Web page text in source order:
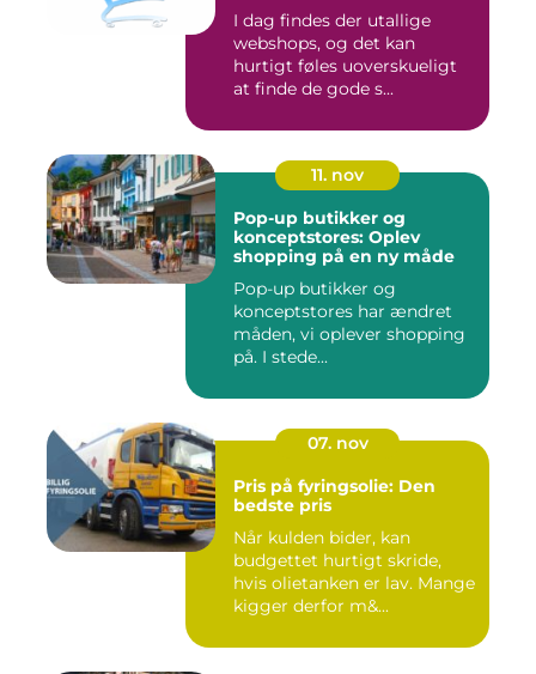
I dag findes der utallige
webshops, og det kan
hurtigt føles uoverskueligt
at finde de gode s...
11. nov
Pop-up butikker og
konceptstores: Oplev
shopping på en ny måde
Pop-up butikker og
konceptstores har ændret
måden, vi oplever shopping
på. I stede...
07. nov
Pris på fyringsolie: Den
bedste pris
Når kulden bider, kan
budgettet hurtigt skride,
hvis olietanken er lav. Mange
kigger derfor m&...